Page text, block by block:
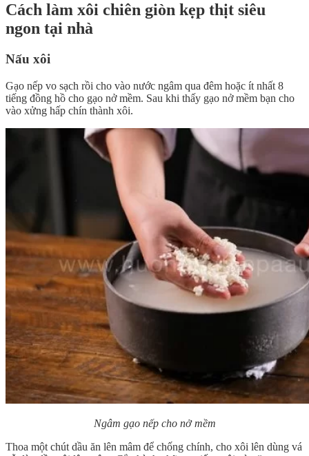
Cách làm xôi chiên giòn kẹp thịt siêu
ngon tại nhà
Nấu xôi
Gạo nếp vo sạch rồi cho vào nước ngâm qua đêm hoặc ít nhất 8
tiếng đồng hồ cho gạo nở mềm. Sau khi thấy gạo nở mềm bạn cho
vào xửng hấp chín thành xôi.
Ngâm gạo nếp cho nở mềm
Thoa một chút dầu ăn lên mâm để chống chính, cho xôi lên dùng vá